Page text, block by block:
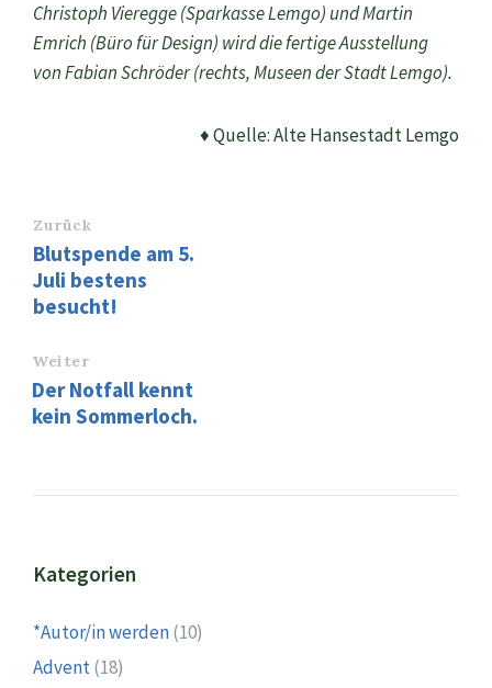
Christoph Vieregge (Sparkasse Lemgo) und Martin
Emrich (Büro für Design) wird die fertige Ausstellung
von Fabian Schröder (rechts, Museen der Stadt Lemgo).
♦ Quelle: Alte Hansestadt Lemgo
Zurück
Blutspende am 5.
Juli bestens
besucht!
Weiter
Der Notfall kennt
kein Sommerloch.
Kategorien
*Autor/in werden(10)
Advent(18)